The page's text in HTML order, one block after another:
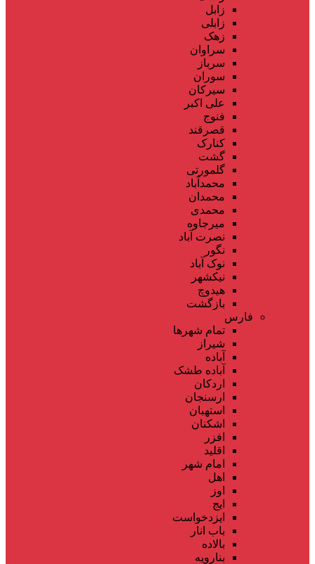
زابل
زابلی
زهک
سراوان
سرباز
سوران
سیرکان
علی اکبر
فنوج
قصرقند
کنارک
گشت
گلمورتی
محمدآباد
محمدان
محمدی
میرجاوه
نصرت آباد
نگور
نوک آباد
نیکشهر
هیدوچ
بازگشت
فارس
تمام شهر‌ها
شیراز
آباده
آباده طشک
اردکان
ارسنجان
استهبان
اشکنان
افزر
اقلید
امام شهر
اهل
اوز
ایج
ایزدخواست
باب انار
بالاده
بنارویه